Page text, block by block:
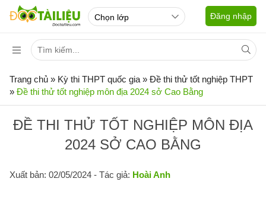
Đăng nhập
Trang chủ » Kỳ thi THPT quốc gia » Đề thi thử tốt nghiệp THPT
» Đề thi thử tốt nghiệp môn địa 2024 sở Cao Bằng
ĐỀ THI THỬ TỐT NGHIỆP MÔN ĐỊA
2024 SỞ CAO BẰNG
Xuất bản: 02/05/2024 - Tác giả: Hoài Anh